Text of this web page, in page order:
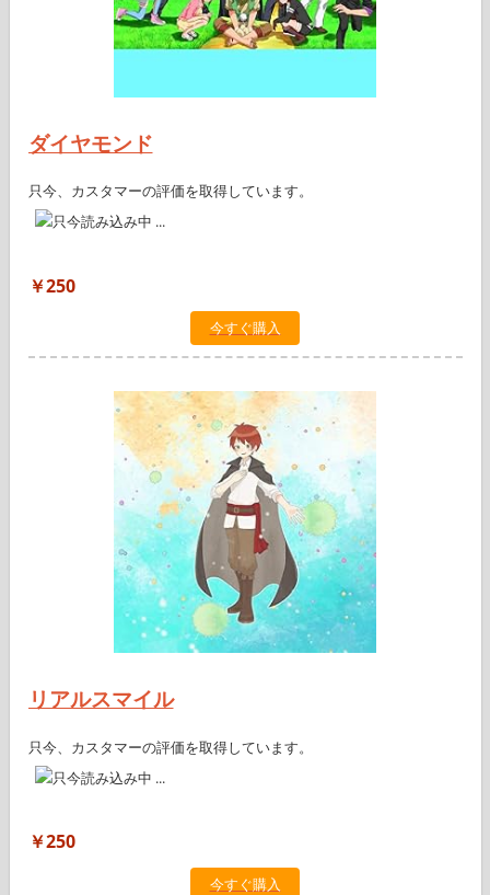
ダイヤモンド
只今、カスタマーの評価を取得しています。
￥250
今すぐ購入
リアルスマイル
只今、カスタマーの評価を取得しています。
￥250
今すぐ購入